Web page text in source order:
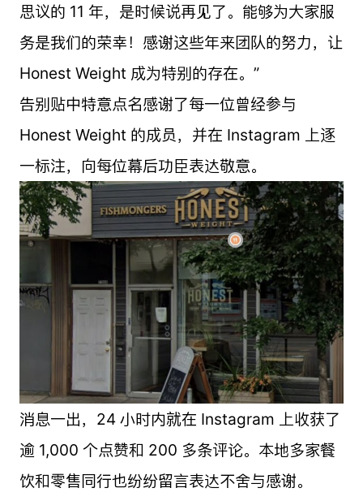
思议的 11 年，是时候说再见了。能够为大家服
务是我们的荣幸！感谢这些年来团队的努力，让
Honest Weight 成为特别的存在。”
告别贴中特意点名感谢了每一位曾经参与
Honest Weight 的成员，并在 Instagram 上逐
一标注，向每位幕后功臣表达敬意。
消息一出，24 小时内就在 Instagram 上收获了
逾 1,000 个点赞和 200 多条评论。本地多家餐
饮和零售同行也纷纷留言表达不舍与感谢。